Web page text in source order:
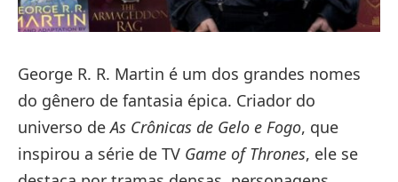
George R. R. Martin é um dos grandes nomes
do gênero de fantasia épica. Criador do
universo deAs Crônicas de Gelo e Fogo, que
inspirou a série de TV Game of Thrones, ele se